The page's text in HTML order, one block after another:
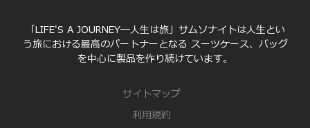
「LIFE'S A JOURNEY―人生は旅」サムソナイトは人生とい
う旅における最高のパートナーとなる スーツケース、バッグ
を中心に製品を作り続けています。
サイトマップ
利用規約